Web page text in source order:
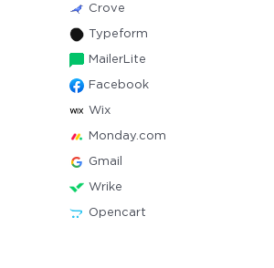
Crove
Typeform
MailerLite
Facebook
Wix
Monday.com
Gmail
Wrike
Opencart